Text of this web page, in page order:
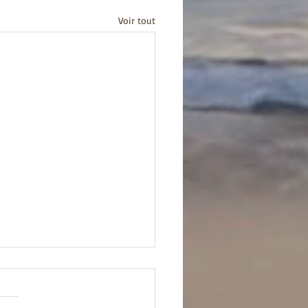
Voir tout
et la grâce
le début de l’année mon